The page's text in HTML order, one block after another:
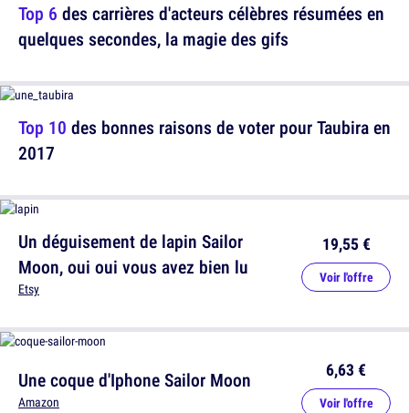
Top 6 des carrières d'acteurs célèbres résumées en
quelques secondes, la magie des gifs
Un déguisement de lapin Sailor
Moon, oui oui vous avez bien lu
Etsy
19,55 €
Voir l'offre
Top 10 des bonnes raisons de voter pour Taubira en
2017
Une coque d'Iphone Sailor Moon
Amazon
6,63 €
Voir l'offre